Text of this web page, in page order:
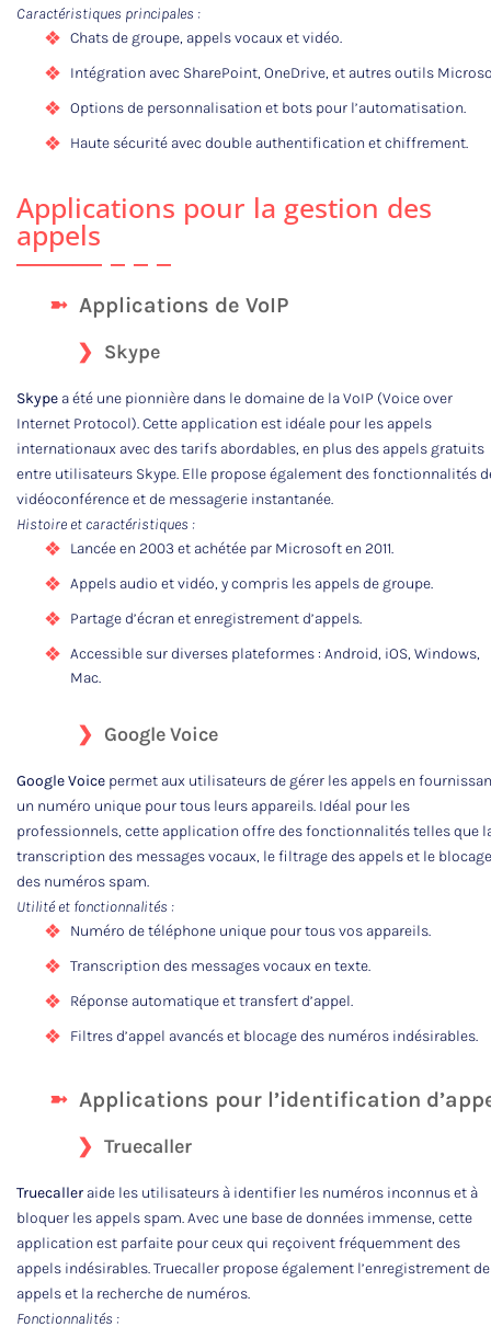
Caractéristiques principales :
Chats de groupe, appels vocaux et vidéo.
Intégration avec SharePoint, OneDrive, et autres outils
Options de personnalisation et bots pour l’automatisation.
Haute sécurité avec double authentification et chiffrement.
Applications pour la gestion des
appels
Applications de VoIP
Skype
Skype a été une pionnière dans le domaine de la VoIP (Voice over
Internet Protocol). Cette application est idéale pour les appels
internationaux avec des tarifs abordables, en plus des appels gratuits
entre utilisateurs Skype. Elle propose également des fonctionnalités
vidéoconférence et de messagerie instantanée.
Histoire et caractéristiques :
Lancée en 2003 et achétée par Microsoft en 2011.
Appels audio et vidéo, y compris les appels de groupe.
Partage d’écran et enregistrement d’appels.
Accessible sur diverses plateformes : Android, iOS, Windows,
Mac.
Google Voice
Google Voice permet aux utilisateurs de gérer les appels en
un numéro unique pour tous leurs appareils. Idéal pour les
professionnels, cette application offre des fonctionnalités telles que
transcription des messages vocaux, le filtrage des appels et le blocage
des numéros spam.
Utilité et fonctionnalités :
Numéro de téléphone unique pour tous vos appareils.
Transcription des messages vocaux en texte.
Réponse automatique et transfert d’appel.
Filtres d’appel avancés et blocage des numéros indésirables.
Applications pour l’identification
Truecaller
Truecaller aide les utilisateurs à identifier les numéros inconnus et à
bloquer les appels spam. Avec une base de données immense, cette
application est parfaite pour ceux qui reçoivent fréquemment des
appels indésirables. Truecaller propose également l’enregistrement
appels et la recherche de numéros.
Fonctionnalités :